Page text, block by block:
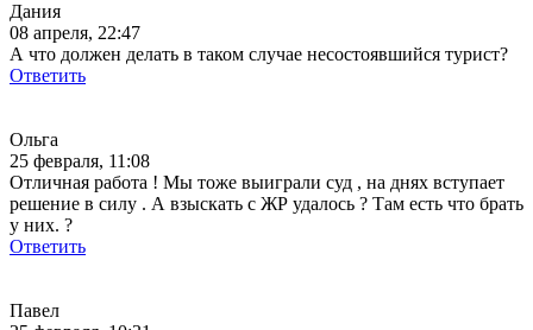
Дания
08 апреля, 22:47
А что должен делать в таком случае несостоявшийся турист?
Ответить
Ольга
25 февраля, 11:08
Отличная работа ! Мы тоже выиграли суд , на днях вступает
решение в силу . А взыскать с ЖР удалось ? Там есть что брать
у них. ?
Ответить
Павел